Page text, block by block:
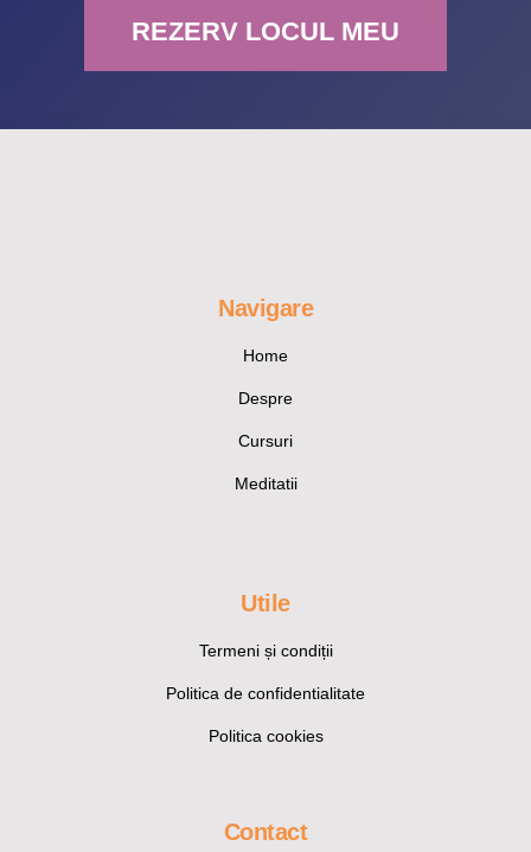
REZERV LOCUL MEU
Navigare
Home
Despre
Cursuri
Meditatii
Utile
Termeni și condiții
Politica de confidentialitate
Politica cookies
Contact